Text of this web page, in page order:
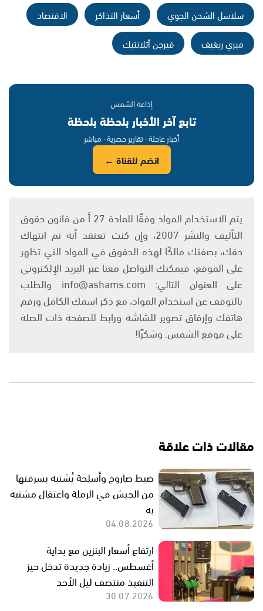
سلاسل الشحن الجوي أسعار التذاكر
الاقتصاد
ميري ريغيف
فيرجن أتلانتيك
إذاعة الشمس
تابع آخر الأخبار بلحظة بلحظة
أخبار عاجلة · تقارير حصرية · مباشر
انضم للقناة ←
يتم الاستخدام المواد وفقًا للمادة 27 أ من قانون حقوق
التأليف والنشر 2007، وإن كنت تعتقد أنه تم انتهاك
حقك، بصفتك مالكًا لهذه الحقوق في المواد التي تظهر
على الموقع، فيمكنك التواصل معنا عبر البريد الإلكتروني
على العنوان التالي: info@ashams.com والطلب
بالتوقف عن استخدام المواد، مع ذكر اسمك الكامل ورقم
هاتفك وإرفاق تصوير للشاشة ورابط للصفحة ذات الصلة
على موقع الشمس. وشكرًا!
مقالات ذات علاقة
ضبط صاروخ وأسلحة يُشتبه بسرقتها
من الجيش في الرملة واعتقال مشتبه
به
04.08.2026
ارتفاع أسعار البنزين مع بداية
أغسطس.. زيادة جديدة تدخل حيز
التنفيذ منتصف ليل الأحد
30.07.2026